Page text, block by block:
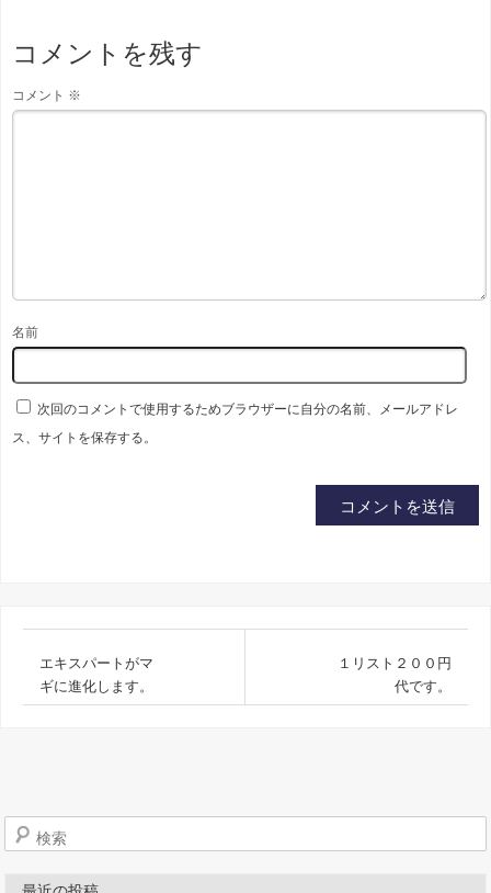
コメントを残す
コメント ※
名前
次回のコメントで使用するためブラウザーに自分の名前、メールアドレ
ス、サイトを保存する。
エキスパートがマ
ギに進化します。
１リスト２００円
代です。
検索